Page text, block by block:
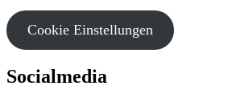
Cookie Einstellungen
Socialmedia